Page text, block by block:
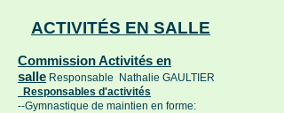
ACTIVITÉS EN SALLE
Commission Activités en
salle Responsable Nathalie GAULTIER
Responsables d'activités
--Gymnastique de maintien en forme: